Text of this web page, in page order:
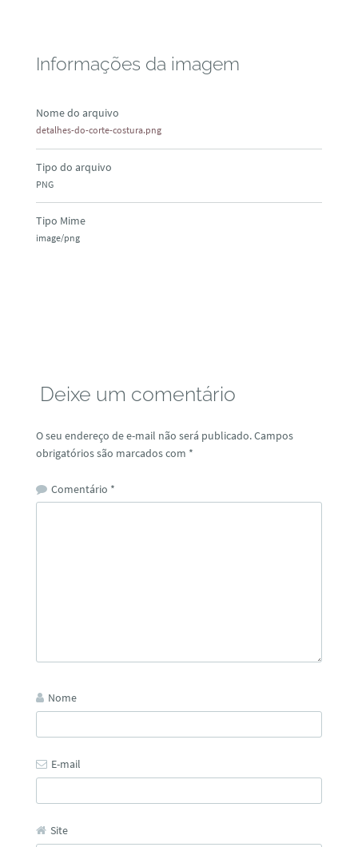
Informações da imagem
Nome do arquivo
detalhes-do-corte-costura.png
Tipo do arquivo
PNG
Tipo Mime
image/png
Deixe um comentário
O seu endereço de e-mail não será publicado.Campos
obrigatórios são marcados com *
Comentário *
Nome
E-mail
Site